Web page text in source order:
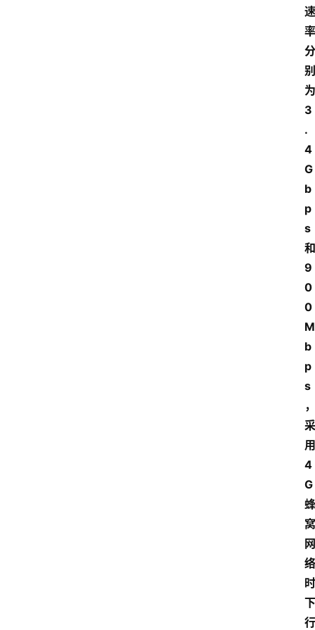
速
率
分
别
为
3
.
4
G
b
p
s
和
9
0
0
M
b
p
s
，
采
用
4
G
蜂
窝
网
络
时
下
行